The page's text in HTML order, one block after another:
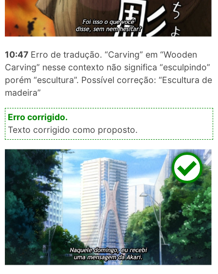
10:47 Erro de tradução. “Carving” em “Wooden
Carving” nesse contexto não significa “esculpindo”
porém “escultura”. Possível correção: “Escultura de
madeira”
Texto corrigido como proposto.